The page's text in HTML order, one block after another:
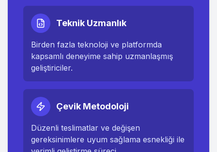
Teknik Uzmanlık
Birden fazla teknoloji ve platformda
kapsamlı deneyime sahip uzmanlaşmış
geliştiriciler.
Çevik Metodoloji
Düzenli teslimatlar ve değişen
gereksinimlere uyum sağlama esnekliği ile